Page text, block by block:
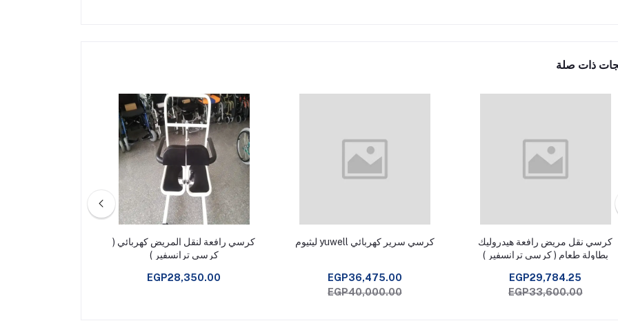
ذات صلة
كرسي نقل مريض رافعة هيدروليك
بطاولة طعام ( كرسي ترانسفير )
EGP29,784.25
EGP33,600.00
كرسي سرير كهربائي yuwell ليثيوم
EGP36,475.00
EGP40,000.00
كرسي رافعة لنقل المريض كهربائي (
كرسي ترانسفير )
EGP28,350.00